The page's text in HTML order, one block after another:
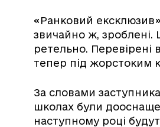
«Ранковий
звичайно ж,
ретельно. Перевірені
тепер під жорстоким
За словами
школах були
наступному році